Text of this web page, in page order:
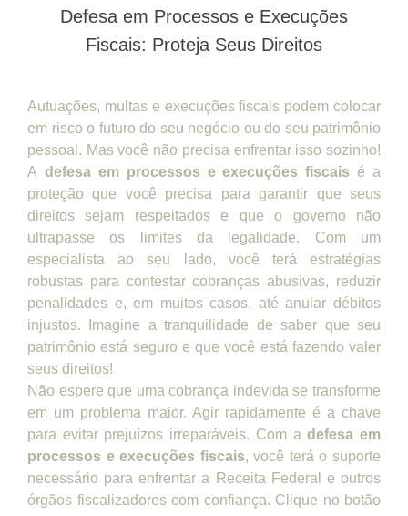
Defesa em Processos e Execuções
Fiscais: Proteja Seus Direitos
Autuações, multas e execuções fiscais podem colocar
em risco o futuro do seu negócio ou do seu patrimônio
pessoal. Mas você não precisa enfrentar isso sozinho!
A defesa em processos e execuções fiscais é a
proteção que você precisa para garantir que seus
direitos sejam respeitados e que o governo não
ultrapasse os limites da legalidade. Com um
especialista ao seu lado, você terá estratégias
robustas para contestar cobranças abusivas, reduzir
penalidades e, em muitos casos, até anular débitos
injustos. Imagine a tranquilidade de saber que seu
patrimônio está seguro e que você está fazendo valer
seus direitos!
Não espere que uma cobrança indevida se transforme
em um problema maior. Agir rapidamente é a chave
para evitar prejuízos irreparáveis. Com adefesa em
processos e execuções fiscais, você terá o suporte
necessário para enfrentar a Receita Federal e outros
órgãos fiscalizadores com confiança. Clique no botão